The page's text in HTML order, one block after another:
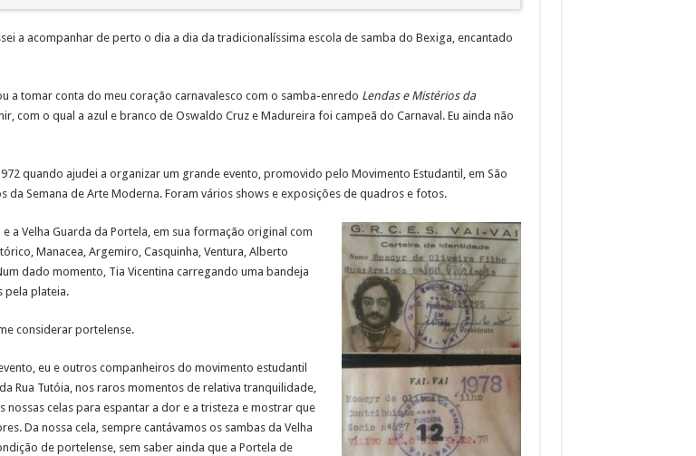
a acompanhar de perto o dia a dia da tradicionalíssima escola de samba do Bexiga, encantado
a tomar conta do meu coração carnavalesco com o samba-enredo Lendas e Mistérios da
com o qual a azul e branco de Oswaldo Cruz e Madureira foi campeã do Carnaval. Eu ainda não
quando ajudei a organizar um grande evento, promovido pelo Movimento Estudantil, em São
da Semana de Arte Moderna. Foram vários shows e exposições de quadros e fotos.
a Velha Guarda da Portela, em sua formação original com
Manacea, Argemiro, Casquinha, Ventura, Alberto
dado momento, Tia Vicentina carregando uma bandeja
pela plateia.
considerar portelense.
eu e outros companheiros do movimento estudantil
Rua Tutóia, nos raros momentos de relativa tranquilidade,
celas para espantar a dor e a tristeza e mostrar que
Da nossa cela, sempre cantávamos os sambas da Velha
de portelense, sem saber ainda que a Portela de